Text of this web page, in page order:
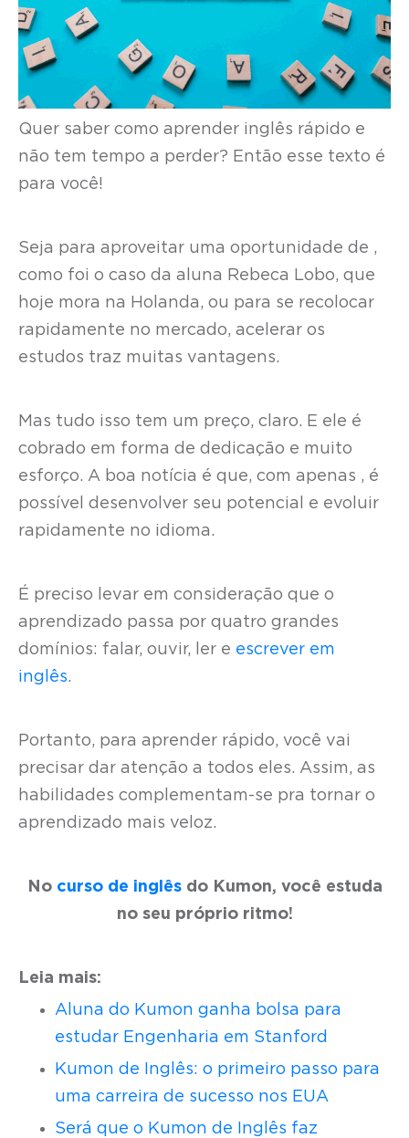
Quer saber como aprender inglês rápido e
não tem tempo a perder? Então esse texto é
para você!
Seja para aproveitar uma oportunidade de ,
como foi o caso da aluna Rebeca Lobo, que
hoje mora na Holanda, ou para se recolocar
rapidamente no mercado, acelerar os
estudos traz muitas vantagens.
Mas tudo isso tem um preço, claro. E ele é
cobrado em forma de dedicação e muito
esforço. A boa notícia é que, com apenas , é
possível desenvolver seu potencial e evoluir
rapidamente no idioma.
É preciso levar em consideração que o
aprendizado passa por quatro grandes
domínios: falar, ouvir, ler e escrever em
inglês.
Portanto, para aprender rápido, você vai
precisar dar atenção a todos eles. Assim, as
habilidades complementam-se pra tornar o
aprendizado mais veloz.
No curso de inglêsdo Kumon, você estuda
no seu próprio ritmo!
Leia mais:
Aluna do Kumon ganha bolsa para
estudar Engenharia em Stanford
Kumon de Inglês: o primeiro passo para
uma carreira de sucesso nos EUA
Será que o Kumon de Inglês faz